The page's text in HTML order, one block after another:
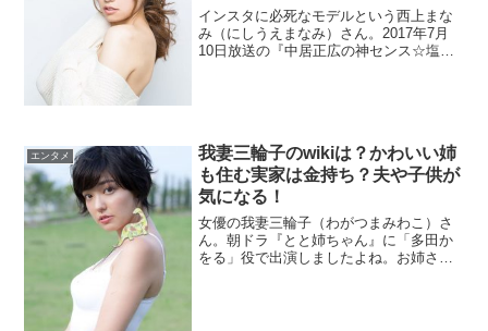
インスタに必死なモデルという西上まな
み（にしうえまなみ）さん。2017年7月
10日放送の『中居正広の神センス☆塩セ
エンタメ
我妻三輪子のwikiは？かわいい姉
も住む実家は金持ち？夫や子供が
気になる！
女優の我妻三輪子（わがつまみわこ）さ
ん。朝ドラ『とと姉ちゃん』に「多田か
をる」役で出演しましたよね。お姉さん